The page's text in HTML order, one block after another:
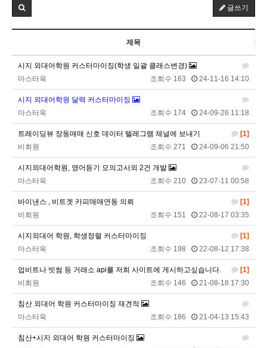
글쓰기
제목
시지 외대어학원 커스터마이징(학생 일괄 클래스변경)
마스터욱
조회수 163 24-11-16 14:10
시지 외대어학원 달력 커스터마이징
마스터욱
조회수 174 24-09-26 11:18
[1]
트레이딩뷰 장동매매 신호 데이터 텔레그램 체널에 보내기
비회원
조회수 271 24-09-06 21:50
시지외대어학원, 영어듣기 모의고사외 2건 개발
마스터욱
조회수 210 23-07-11 00:58
[1]
바이낸스 , 비트겟 카피매매연동 의뢰
비회원
조회수 151 22-08-17 03:35
[1]
시지외대어 학원, 학생정렬 커스터마이징
마스터욱
조회수 198 22-08-12 17:38
[1]
업비트나 빗썸 등 거래소 api를 저희 사이트에 게시하고싶습니다.
비회원
조회수 146 21-08-18 17:30
침산 외대어 학원 커스터마이징 재견적
마스터욱
조회수 186 21-04-13 15:43
침산+시지 외대어 학원 커스터마이징
2025년 09월 18일 목요일
벌레세끼 어서와라
10:58:34
벌레세끼
10:59:00
2025년 09월 19일 금요일
비회원67de1qasc4tnqvqv155pp4l5if 워워 20:08:16
2025년 09월 22일 월요일
벌레세끼 16:11:47
2026년 01월 03일 토요일
비회원7dck40vnii67gh999kiubtnpip 14:37:56
2026년 01월 21일 수요일
비회원86967n2tb0iacdl6lpcidp6hm1 욜로PC방 15:38:57
2026년 03월 10일 화요일
비회원8e48be417jjo2ju090lv65fnf5 ㅎ2
10:41:14
비회원8e48be417jjo2ju090lv65fnf5
10:41:21
비회원8e48be417jjo2ju090lv65fnf5 일본인이 카레가 맛있으면 하는말은?
10:41:52
비회원8e48be417jjo2ju090lv65fnf5
와 카레 마시따!
10:41:56